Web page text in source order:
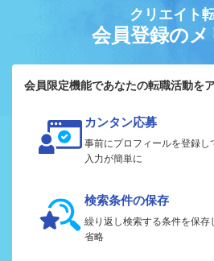
クリエイト
会員登録のメ
会員限定機能であなたの転職活動を
カンタン応募
事前にプロフィールを登録
入力が簡単に
検索条件の保存
繰り返し検索する条件を保存
省略